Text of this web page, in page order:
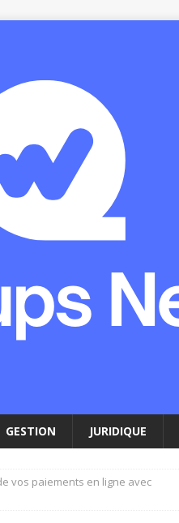
GESTION JURIDIQUE
vos paiements en ligne avec